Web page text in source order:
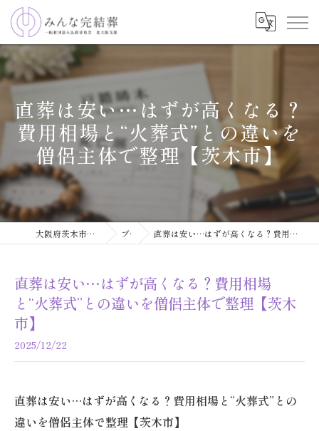
直葬は安い…はずが高くなる？
費用相場と“火葬式”との違いを
僧侶主体で整理【茨木市】
大阪府茨木市で葬儀ならみんな完結葬 ブログ 直葬は安い…はずが高くなる？費用相場と“火葬式”との違いを僧侶主体で整理【茨木市】
直葬は安い…はずが高くなる？費用相場
と“火葬式”との違いを僧侶主体で整理【茨木
市】
2025/12/22
直葬は安い…はずが高くなる？費用相場と“火葬式”との
違いを僧侶主体で整理【茨木市】